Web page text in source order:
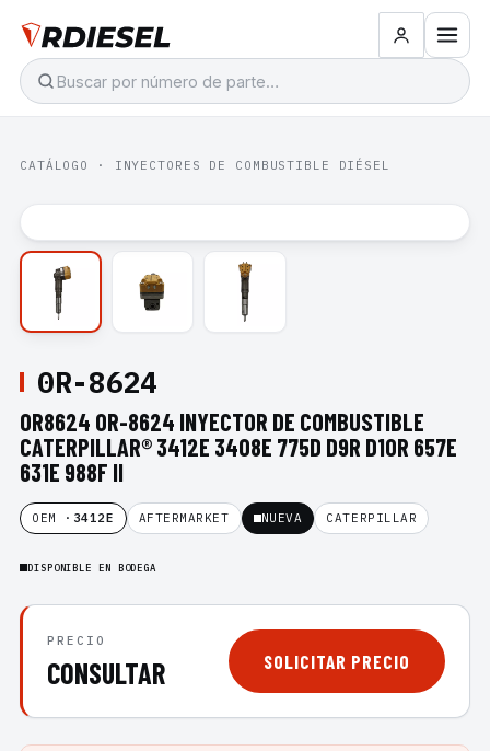
CATÁLOGO · INYECTORES DE COMBUSTIBLE DIÉSEL
0R-8624
0R8624 0R-8624 INYECTOR DE COMBUSTIBLE
CATERPILLAR® 3412E 3408E 775D D9R D10R 657E
631E 988F II
OEM · 3412E AFTERMARKET NUEVA CATERPILLAR
DISPONIBLE EN BODEGA
PRECIO
CONSULTAR SOLICITAR PRECIO